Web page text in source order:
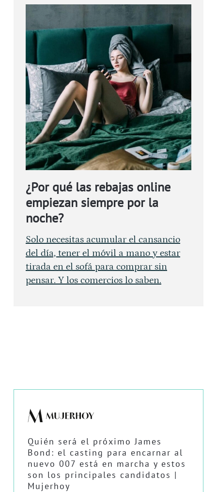
¿Por qué las rebajas online
empiezan siempre por la
noche?
Solo necesitas acumular el cansancio
del día, tener el móvil a mano y estar
tirada en el sofá para comprar sin
pensar. Y los comercios lo saben.
Quién será el próximo James
Bond: el casting para encarnar al
nuevo 007 está en marcha y estos
son los principales candidatos |
Mujerhoy